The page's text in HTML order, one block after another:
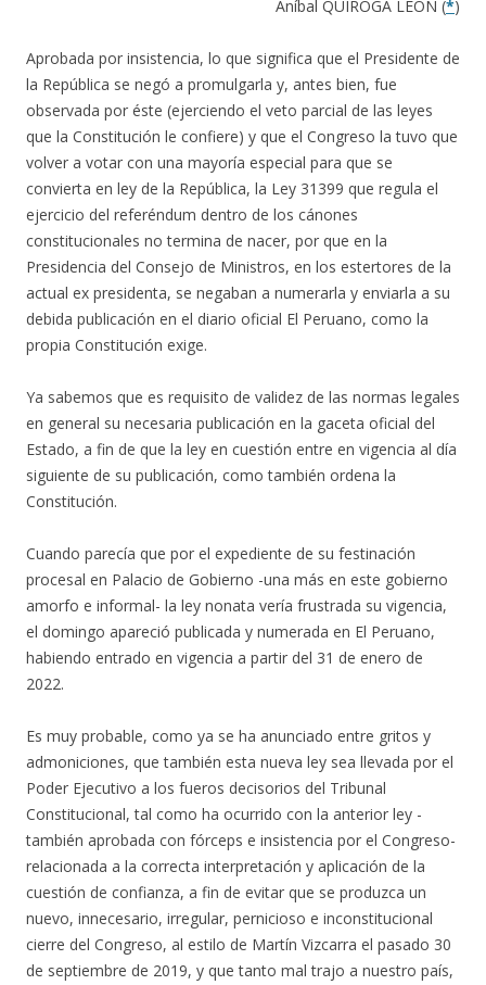
Aníbal QUIROGA LEON (*)
Aprobada por insistencia, lo que significa que el Presidente de
la República se negó a promulgarla y, antes bien, fue
observada por éste (ejerciendo el veto parcial de las leyes
que la Constitución le confiere) y que el Congreso la tuvo que
volver a votar con una mayoría especial para que se
convierta en ley de la República, la Ley 31399 que regula el
ejercicio del referéndum dentro de los cánones
constitucionales no termina de nacer, por que en la
Presidencia del Consejo de Ministros, en los estertores de la
actual ex presidenta, se negaban a numerarla y enviarla a su
debida publicación en el diario oficial El Peruano, como la
propia Constitución exige.
Ya sabemos que es requisito de validez de las normas legales
en general su necesaria publicación en la gaceta oficial del
Estado, a fin de que la ley en cuestión entre en vigencia al día
siguiente de su publicación, como también ordena la
Constitución.
Cuando parecía que por el expediente de su festinación
procesal en Palacio de Gobierno -una más en este gobierno
amorfo e informal- la ley nonata vería frustrada su vigencia,
el domingo apareció publicada y numerada en El Peruano,
habiendo entrado en vigencia a partir del 31 de enero de
2022.
Es muy probable, como ya se ha anunciado entre gritos y
admoniciones, que también esta nueva ley sea llevada por el
Poder Ejecutivo a los fueros decisorios del Tribunal
Constitucional, tal como ha ocurrido con la anterior ley -
también aprobada con fórceps e insistencia por el Congreso-
relacionada a la correcta interpretación y aplicación de la
cuestión de confianza, a fin de evitar que se produzca un
nuevo, innecesario, irregular, pernicioso e inconstitucional
cierre del Congreso, al estilo de Martín Vizcarra el pasado 30
de septiembre de 2019, y que tanto mal trajo a nuestro país,